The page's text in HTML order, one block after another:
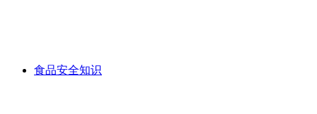
食品安全知识